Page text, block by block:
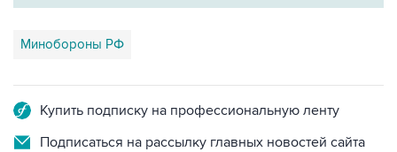
Минобороны РФ
Купить подписку на профессиональную ленту
Подписаться на рассылку главных новостей сайта